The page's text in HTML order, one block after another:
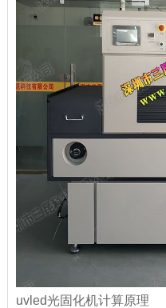
uvled光固化机计算原理